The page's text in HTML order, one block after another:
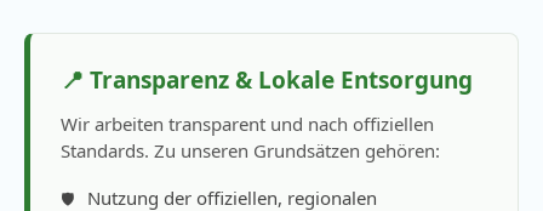
📍 Transparenz & Lokale Entsorgung
Wir arbeiten transparent und nach offiziellen
Standards. Zu unseren Grundsätzen gehören:
Nutzung der offiziellen, regionalen